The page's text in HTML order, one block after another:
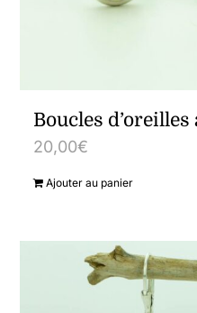
Boucles
20,00€
Ajouter au panier